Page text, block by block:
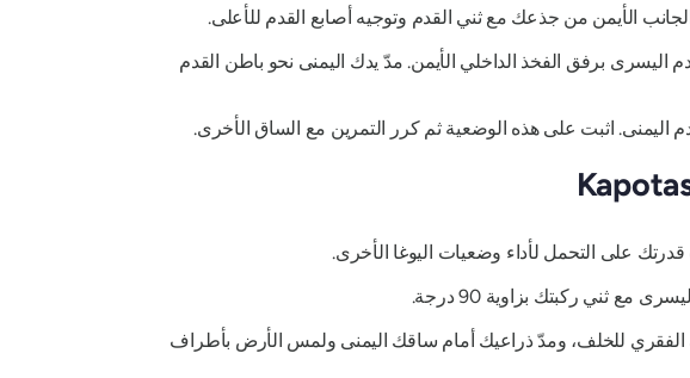
الأيمن من جذعك مع ثني القدم وتوجيه أصابع القدم للأعلى.
برفق الفخذ الداخلي الأيمن. مدّ يدك اليمنى نحو باطن القدم
اثبت على هذه الوضعية ثم كرر التمرين مع الساق الأخرى.
على التحمل لأداء وضعيات اليوغا الأخرى.
ثني ركبتك بزاوية 90 درجة.
الفقري للخلف، ومدّ ذراعيك أمام ساقك اليمنى ولمس الأرض بأطراف